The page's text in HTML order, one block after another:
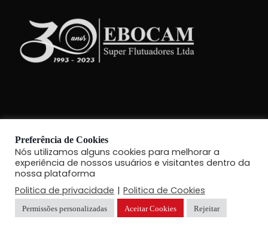
Copyright 2021 - Ebocam Super Flutuadores | Todos Direitos
Reservados!
Preferência de Cookies
Nós utilizamos alguns cookies para melhorar a
experiência de nossos usuários e visitantes dentro da
nossa plataforma
Politica de privacidade | Politica de Cookies
Permissões personalizadas Aceitar Cookies Rejeitar